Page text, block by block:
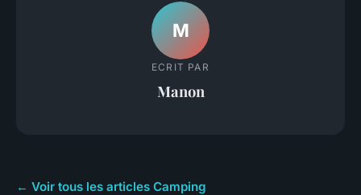
M
ECRIT PAR
Manon
← Voir tous les articles Camping